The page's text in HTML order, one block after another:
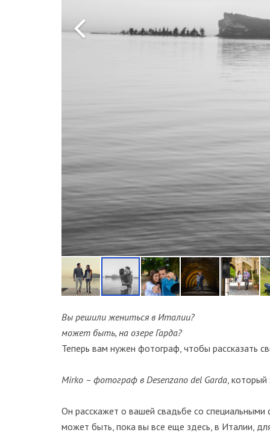
Вы решили жениться в Италии?
может быть, на озере Гарда?
Теперь вам нужен фотограф, чтобы рассказать
Mirko – фотограф в Desenzano del Garda,
Он расскажет о вашей свадьбе со
может быть, пока вы все еще здесь, в Италии,